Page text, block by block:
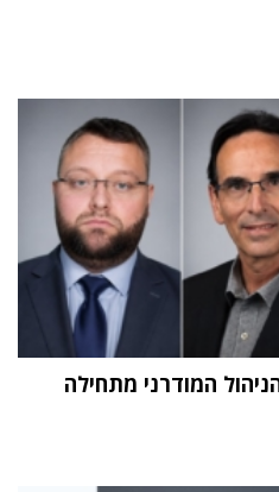
המודרני מתחילה